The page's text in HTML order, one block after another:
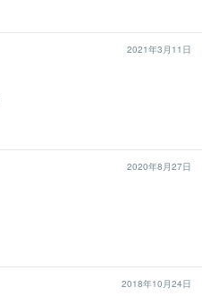
2021年3月11日
2020年8月27日
2018年10月24日